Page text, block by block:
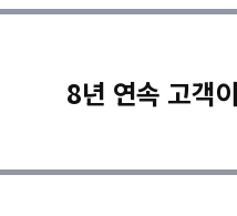
8년 연속 고객